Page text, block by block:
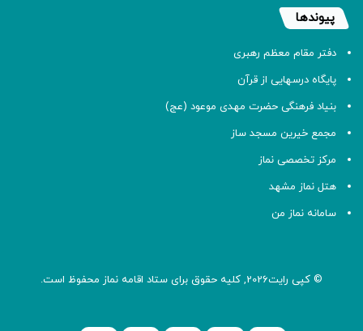
پیوندها
دفتر مقام معظم رهبری
پایگاه درسهایی از قرآن
بنیاد فرهنگی حضرت مهدی موعود (عج)
مجمع خیرین مسجد ساز
مرکز تخصصی نماز
هتل نماز مشهد
سامانه نماز من
© کپی رایت2026, کلیه حقوق برای ستاد اقامه نماز محفوظ است.